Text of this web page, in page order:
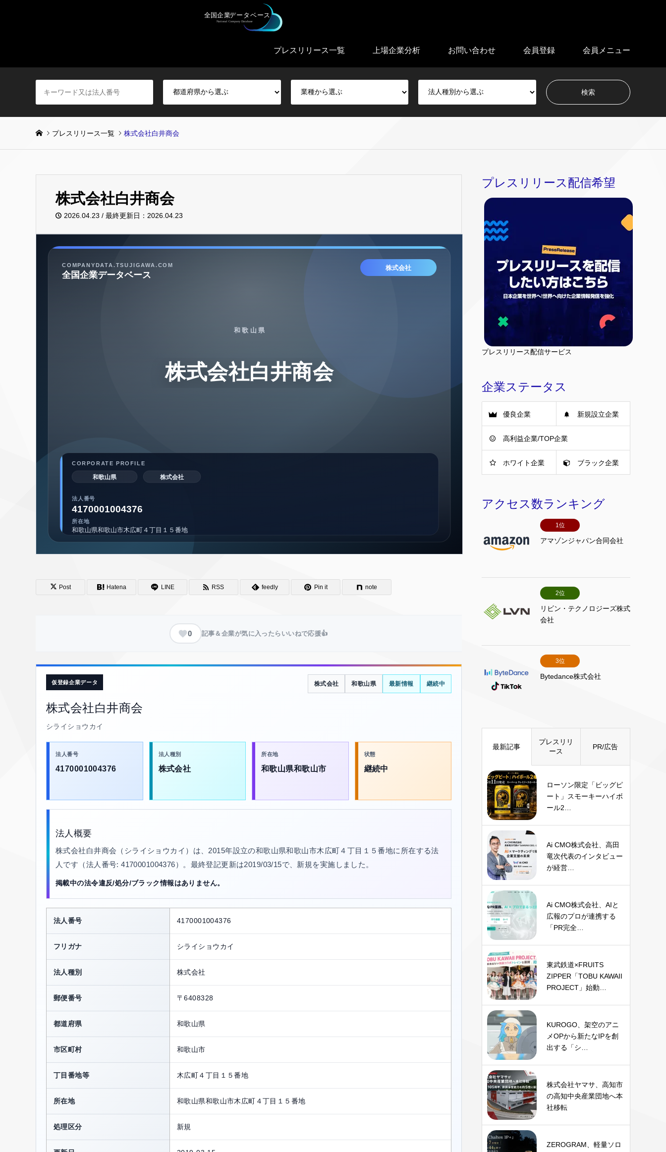
プレスリリース一覧 上場企業分析 お問い合わせ 会員登録 会員メニュー
プレスリリース一覧 株式会社白井商会
株式会社白井商会
2026.04.23 / 最終更新日：2026.04.23
Post Hatena LINE RSS feedly Pin it note
0 記事＆企業が気に入ったらいいねで応援👍
仮登録企業データ
株式会社白井商会
シライショウカイ
株式会社 和歌山県 最新情報 継続中
法人番号
4170001004376
法人種別
株式会社
所在地
和歌山県和歌山市
状態
継続中
法人概要
株式会社白井商会（シライショウカイ）は、2015年設立の和歌山県和歌山市木広町４丁目１５番地に所在する法
人です（法人番号: 4170001004376）。最終登記更新は2019/03/15で、新規を実施しました。
掲載中の法令違反/処分/ブラック情報はありません。
法人番号 4170001004376
フリガナ シライショウカイ
法人種別 株式会社
郵便番号 〒6408328
都道府県 和歌山県
市区町村 和歌山市
丁目番地等 木広町４丁目１５番地
所在地 和歌山県和歌山市木広町４丁目１５番地
処理区分 新規
プレスリリース配信希望
プレスリリース配信サービス
企業ステータス
優良企業 新規設立企業
高利益企業/TOP企業
ホワイト企業 ブラック企業
アクセス数ランキング
1位
アマゾンジャパン合同会社
2位
リビン・テクノロジーズ株式
会社
3位
Bytedance株式会社
最新記事
プレスリリ
ース
PR/広告
ローソン限定「ビッグピ
ート」スモーキーハイボ
ール2…
Ai CMO株式会社、高田
竜次代表のインタビュー
が経営…
Ai CMO株式会社、AIと
広報のプロが連携する
「PR完全…
東武鉄道×FRUITS
ZIPPER「TOBU KAWAII
PROJECT」始動…
KUROGO、架空のアニ
メOPから新たなIPを創
出する「シ…
株式会社ヤマサ、高知市
の高知中央産業団地へ本
社移転
ZEROGRAM、軽量ソロ